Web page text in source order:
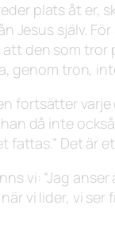
plats åt er,
själv.
den som tror
genom tron,
varje
då inte
fattas.” Det är
vi: “Jag
vi lider, vi